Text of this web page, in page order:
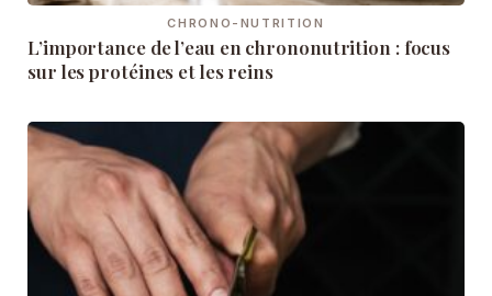
CHRONO-NUTRITION
L’importance de l’eau en chrononutrition : focus
sur les protéines et les reins